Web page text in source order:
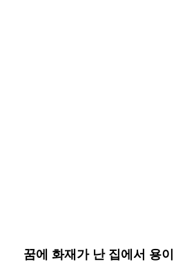
꿈에 화재가 난 집에서 용